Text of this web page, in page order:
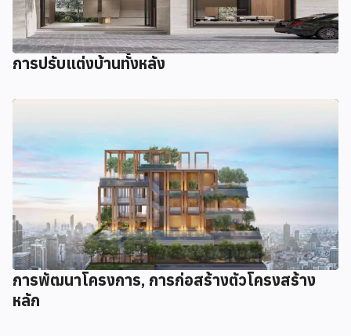
การปรับแต่งบ้านทั้งหลัง
การพัฒนาโครงการ, การก่อสร้างตัวโครงสร้าง
หลัก